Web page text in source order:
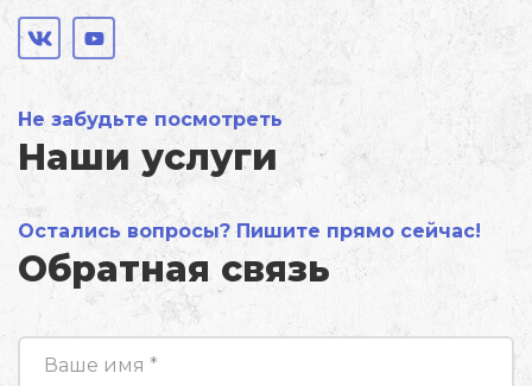
Не забудьте посмотреть
Наши услуги
Остались вопросы? Пишите прямо сейчас!
Обратная связь